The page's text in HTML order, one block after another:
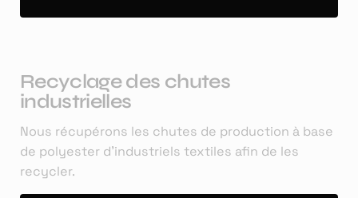
Recyclage des chutes
industrielles
Nous récupérons les chutes de production à base
de polyester d’industriels textiles afin de les
recycler.